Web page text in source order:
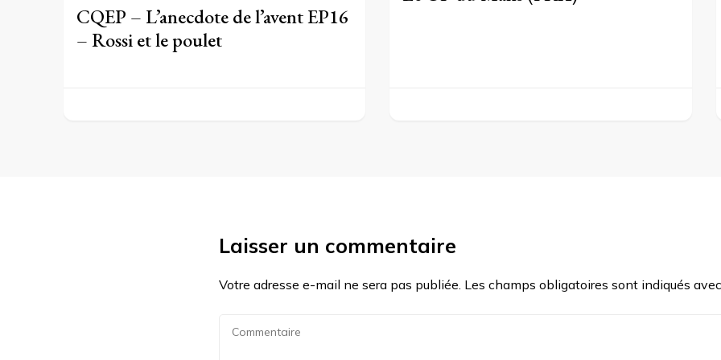
CQEP – L’anecdote de l’avent EP16
– Rossi et le poulet
Laisser un commentaire
Votre adresse e-mail ne sera pas publiée. Les champs obligatoires sont indiqués